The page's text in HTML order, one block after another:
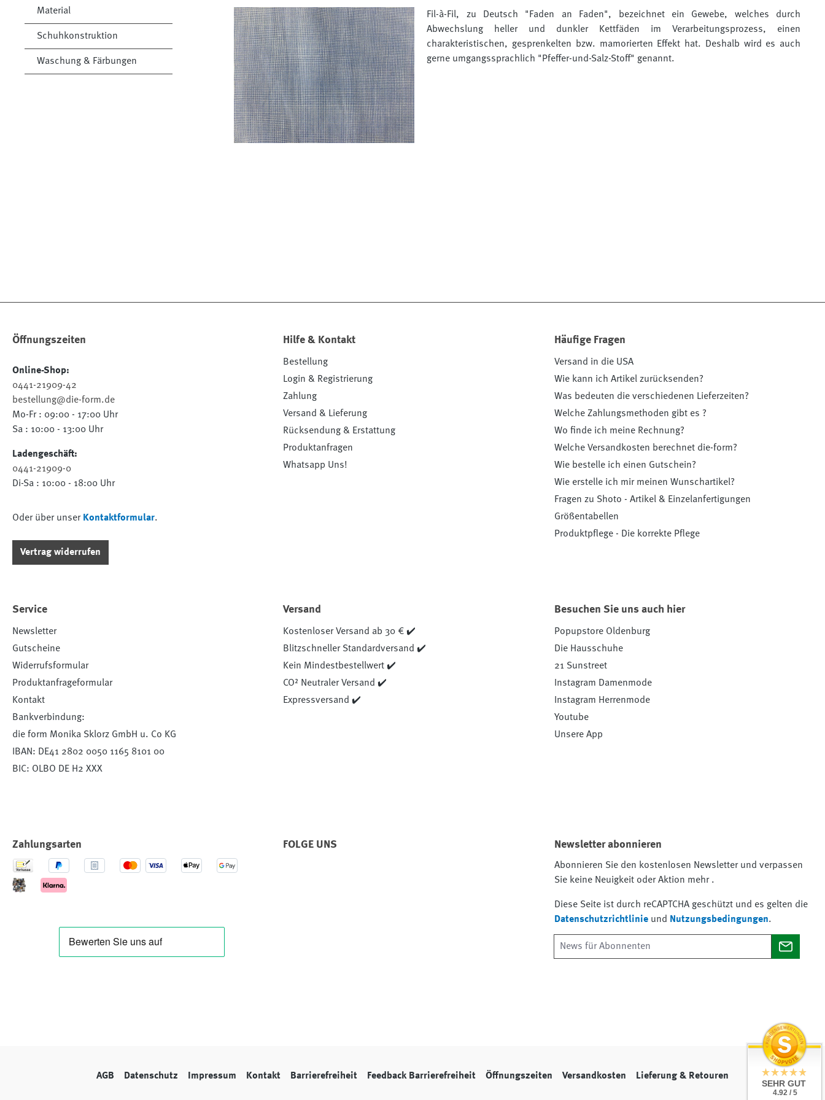
Material
Schuhkonstruktion
Waschung & Färbungen
Fil-à-Fil, zu Deutsch "Faden an Faden", bezeichnet ein Gewebe, welches durch
Abwechslung heller und dunkler Kettfäden im Verarbeitungsprozess, einen
charakteristischen, gesprenkelten bzw. mamorierten Effekt hat. Deshalb wird es auch
gerne umgangssprachlich "Pfeffer-und-Salz-Stoff" genannt.
Öffnungszeiten
Online-Shop:
0441-21909-42
bestellung@die-form.de
Mo-Fr : 09:00 - 17:00 Uhr
Sa : 10:00 - 13:00 Uhr
Ladengeschäft:
0441-21909-0
Di-Sa : 10:00 - 18:00 Uhr
Oder über unser Kontaktformular.
Vertrag widerrufen
Hilfe & Kontakt
Bestellung
Login & Registrierung
Zahlung
Versand & Lieferung
Rücksendung & Erstattung
Produktanfragen
Whatsapp Uns!
Häufige Fragen
Versand in die USA
Wie kann ich Artikel zurücksenden?
Was bedeuten die verschiedenen Lieferzeiten?
Welche Zahlungsmethoden gibt es ?
Wo finde ich meine Rechnung?
Welche Versandkosten berechnet die-form?
Wie bestelle ich einen Gutschein?
Wie erstelle ich mir meinen Wunschartikel?
Fragen zu Shoto - Artikel & Einzelanfertigungen
Größentabellen
Produktpflege - Die korrekte Pflege
Service
Newsletter
Gutscheine
Widerrufsformular
Produktanfrageformular
Kontakt
Bankverbindung:
die form Monika Sklorz GmbH u. Co KG
IBAN: DE41 2802 0050 1165 8101 00
BIC: OLBO DE H2 XXX
Versand
Kostenloser Versand ab 30 € ✔️
Blitzschneller Standardversand ✔️
Kein Mindestbestellwert ✔️
CO² Neutraler Versand ✔️
Expressversand ✔️
Besuchen Sie uns auch hier
Popupstore Oldenburg
Die Hausschuhe
21 Sunstreet
Instagram Damenmode
Instagram Herrenmode
Youtube
Unsere App
Zahlungsarten FOLGE UNS Newsletter abonnieren
Abonnieren Sie den kostenlosen Newsletter und verpassen
Sie keine Neuigkeit oder Aktion mehr .
Diese Seite ist durch reCAPTCHA geschützt und es gelten die
Datenschutzrichtlinieund Nutzungsbedingungen.
AGB Datenschutz Impressum Kontakt Barrierefreiheit Feedback Barrierefreiheit Öffnungszeiten Versandkosten Lieferung & Retouren
SEHR GUT
4.92 / 5